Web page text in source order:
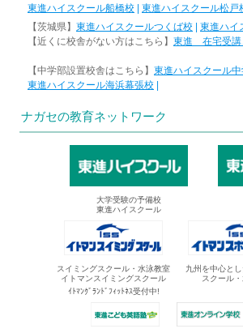
東進ハイスクール船橋校
東進ハイスクール松戸
【茨城県】 東進ハイスクールつくば校
東進ハイ
【近くに校舎がない方はこちら】 東進 在宅受講
【中学部設置校舎はこちら】 東進ハイスクール
東進ハイスクール海浜幕張校
ナガセの教育ネットワーク
大学受験の予備校
東進ハイスクール
スイミングスクール・水泳教室
イトマンスイミングスクール
ｲﾄﾏﾝｸﾞﾗﾝﾄﾞﾌｨｯﾄﾈｽ受付中!
九州を中心と
スクール